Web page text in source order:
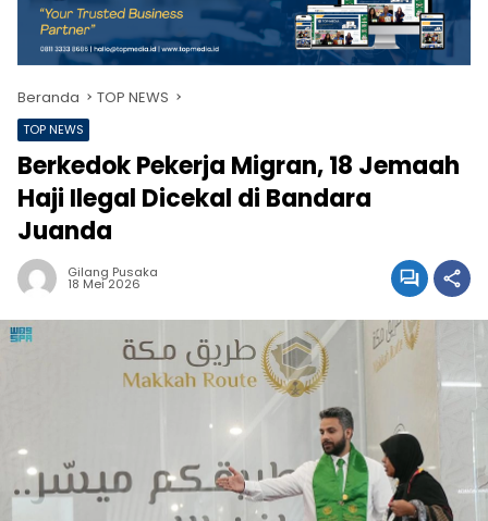
Beranda TOP NEWS
TOP NEWS
Berkedok Pekerja Migran, 18 Jemaah
Haji Ilegal Dicekal di Bandara
Juanda
Gilang Pusaka
18 Mei 2026